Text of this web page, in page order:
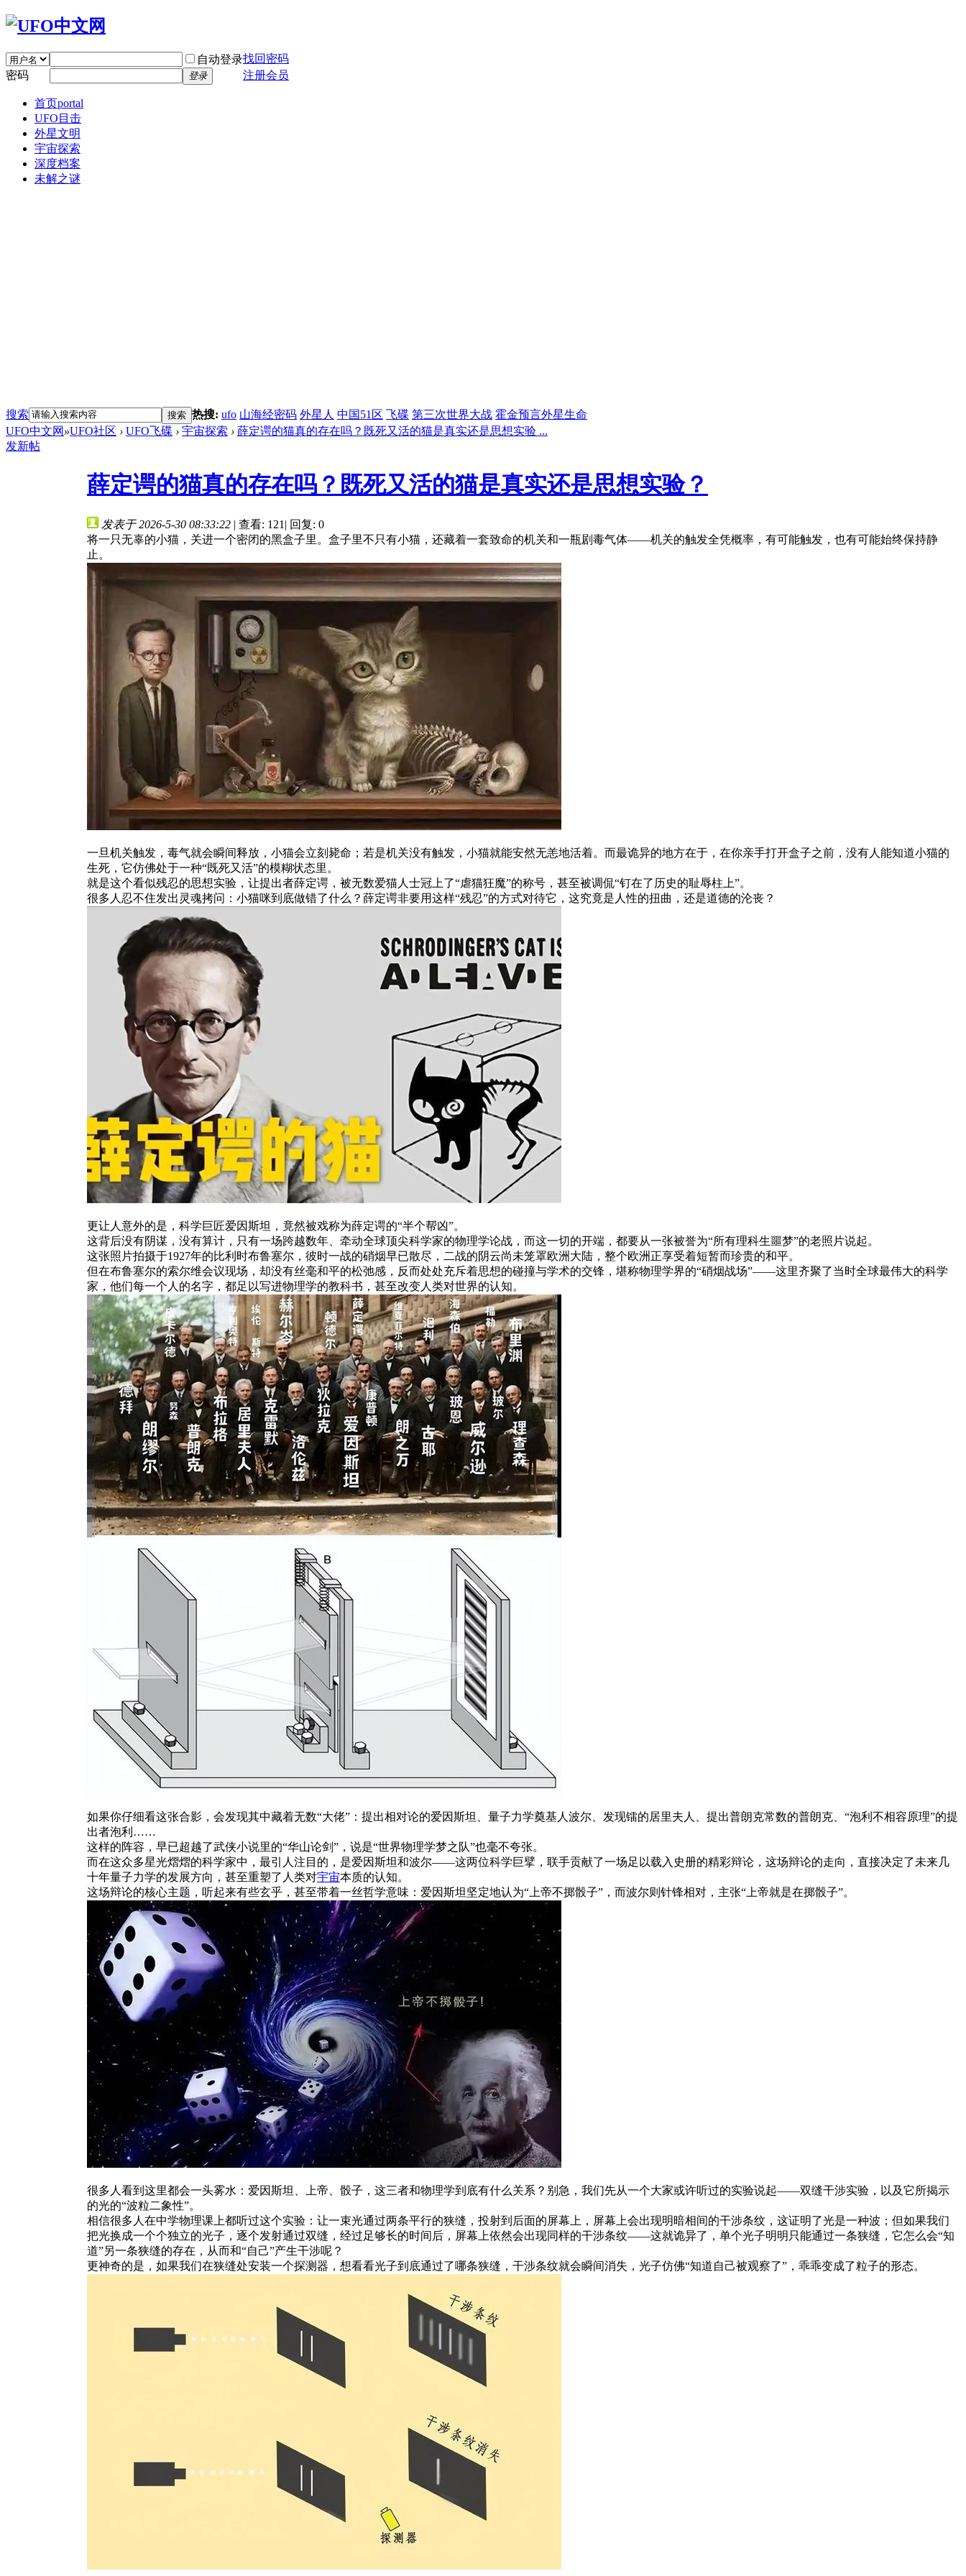
自动登录找回密码
密码
登录 注册会员
首页portal
UFO目击
外星文明
宇宙探索
深度档案
未解之谜
搜索 搜索 热搜: ufo 山海经密码 外星人 中国51区 飞碟 第三次世界大战 霍金预言外星生命
UFO中文网 »UFO社区 › UFO飞碟 › 宇宙探索 › 薛定谔的猫真的存在吗？既死又活的猫是真实还是思想实验 ...
发新帖
薛定谔的猫真的存在吗？既死又活的猫是真实还是思想实验？
发表于 2026-5-30 08:33:22 | 查看: 121 | 回复: 0
将一只无辜的小猫，关进一个密闭的黑盒子里。盒子里不只有小猫，还藏着一套致命的机关和一瓶剧毒气体——机关的触发全凭概率，有可能触发，也有可能始终保持静
止。
一旦机关触发，毒气就会瞬间释放，小猫会立刻毙命；若是机关没有触发，小猫就能安然无恙地活着。而最诡异的地方在于，在你亲手打开盒子之前，没有人能知道小猫的
生死，它仿佛处于一种“既死又活”的模糊状态里。
就是这个看似残忍的思想实验，让提出者薛定谔，被无数爱猫人士冠上了“虐猫狂魔”的称号，甚至被调侃“钉在了历史的耻辱柱上”。
很多人忍不住发出灵魂拷问：小猫咪到底做错了什么？薛定谔非要用这样“残忍”的方式对待它，这究竟是人性的扭曲，还是道德的沦丧？
更让人意外的是，科学巨匠爱因斯坦，竟然被戏称为薛定谔的“半个帮凶”。
这背后没有阴谋，没有算计，只有一场跨越数年、牵动全球顶尖科学家的物理学论战，而这一切的开端，都要从一张被誉为“所有理科生噩梦”的老照片说起。
这张照片拍摄于1927年的比利时布鲁塞尔，彼时一战的硝烟早已散尽，二战的阴云尚未笼罩欧洲大陆，整个欧洲正享受着短暂而珍贵的和平。
但在布鲁塞尔的索尔维会议现场，却没有丝毫和平的松弛感，反而处处充斥着思想的碰撞与学术的交锋，堪称物理学界的“硝烟战场”——这里齐聚了当时全球最伟大的科学
家，他们每一个人的名字，都足以写进物理学的教科书，甚至改变人类对世界的认知。
如果你仔细看这张合影，会发现其中藏着无数“大佬”：提出相对论的爱因斯坦、量子力学奠基人波尔、发现镭的居里夫人、提出普朗克常数的普朗克、“泡利不相容原理”的提
出者泡利……
这样的阵容，早已超越了武侠小说里的“华山论剑”，说是“世界物理学梦之队”也毫不夸张。
而在这众多星光熠熠的科学家中，最引人注目的，是爱因斯坦和波尔——这两位科学巨擘，联手贡献了一场足以载入史册的精彩辩论，这场辩论的走向，直接决定了未来几
十年量子力学的发展方向，甚至重塑了人类对宇宙本质的认知。
这场辩论的核心主题，听起来有些玄乎，甚至带着一丝哲学意味：爱因斯坦坚定地认为“上帝不掷骰子”，而波尔则针锋相对，主张“上帝就是在掷骰子”。
很多人看到这里都会一头雾水：爱因斯坦、上帝、骰子，这三者和物理学到底有什么关系？别急，我们先从一个大家或许听过的实验说起——双缝干涉实验，以及它所揭示
的光的“波粒二象性”。
相信很多人在中学物理课上都听过这个实验：让一束光通过两条平行的狭缝，投射到后面的屏幕上，屏幕上会出现明暗相间的干涉条纹，这证明了光是一种波；但如果我们
把光换成一个个独立的光子，逐个发射通过双缝，经过足够长的时间后，屏幕上依然会出现同样的干涉条纹——这就诡异了，单个光子明明只能通过一条狭缝，它怎么会“知
道”另一条狭缝的存在，从而和“自己”产生干涉呢？
更神奇的是，如果我们在狭缝处安装一个探测器，想看看光子到底通过了哪条狭缝，干涉条纹就会瞬间消失，光子仿佛“知道自己被观察了”，乖乖变成了粒子的形态。